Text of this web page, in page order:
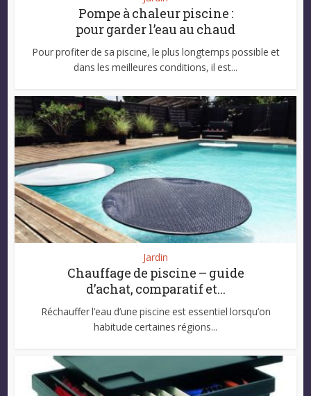
Pompe à chaleur piscine :
pour garder l’eau au chaud
Pour profiter de sa piscine, le plus longtemps possible et
dans les meilleures conditions, il est...
Jardin
Chauffage de piscine – guide
d’achat, comparatif et...
Réchauffer l’eau d’une piscine est essentiel lorsqu’on
habitude certaines régions...